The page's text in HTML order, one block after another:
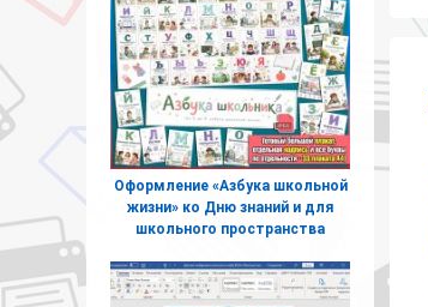
Оформление «Азбука школьной
жизни» ко Дню знаний и для
школьного пространства